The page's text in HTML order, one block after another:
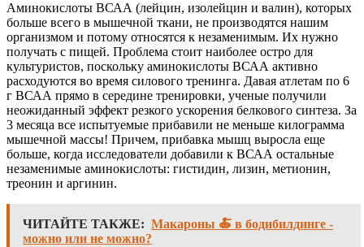
Аминокислоты ВСАА (лейцин, изолейцин и валин), которых
больше всего в мышечной ткани, не производятся нашим
организмом и потому относятся к незаменимым. Их нужно
получать с пищей. Проблема стоит наиболее остро для
культуристов, поскольку аминокислоты ВСАА активно
расходуются во время силового тренинга. Давая атлетам по 6
г ВСАА прямо в середине тренировки, ученые получили
неожиданный эффект резкого ускорения белкового синтеза. За
3 месяца все испытуемые прибавили не меньше килограмма
мышечной массы! Причем, прибавка мышц выросла еще
больше, когда исследователи добавили к ВСАА остальные
незаменимые аминокислоты: гистидин, лизин, метионин,
треонин и аргинин.
ЧИТАЙТЕ ТАКЖЕ: Макароны 🍝 в бодибилдинге -
можно или не можно?